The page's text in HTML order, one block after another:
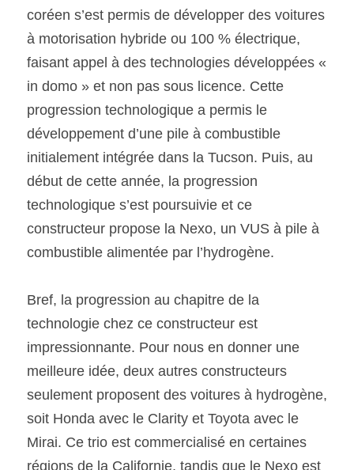
coréen s’est permis de développer des voitures
à motorisation hybride ou 100 % électrique,
faisant appel à des technologies développées «
in domo » et non pas sous licence. Cette
progression technologique a permis le
développement d’une pile à combustible
initialement intégrée dans la Tucson. Puis, au
début de cette année, la progression
technologique s’est poursuivie et ce
constructeur propose la Nexo, un VUS à pile à
combustible alimentée par l’hydrogène.
Bref, la progression au chapitre de la
technologie chez ce constructeur est
impressionnante. Pour nous en donner une
meilleure idée, deux autres constructeurs
seulement proposent des voitures à hydrogène,
soit Honda avec le Clarity et Toyota avec le
Mirai. Ce trio est commercialisé en certaines
régions de la Californie, tandis que le Nexo est